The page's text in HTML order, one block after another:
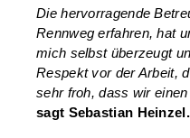
Die hervorragende
Rennweg erfahren, hat
mich selbst überzeugt
Respekt vor der Arbeit,
sehr froh, dass wir
sagt Sebastian Heinzel.